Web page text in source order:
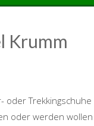
Krumm
oder
oder werden